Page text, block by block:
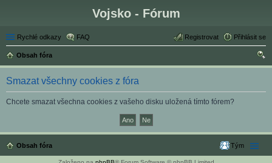
Vojsko - Fórum
Rychlé odkazy FAQ Přihlásit se
Registrovat
Obsah fóra
led
Smazat všechny cookies z fóra
Chcete smazat všechna cookies z vašeho disku uložená tímto fórem?
Obsah fóra Tým